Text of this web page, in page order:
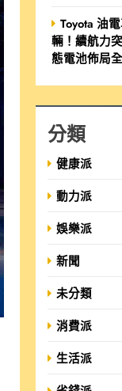
Toyota 油
輛！續航力
態電池佈局
分類
健康派
動力派
娛樂派
新聞
未分類
消費派
生活派